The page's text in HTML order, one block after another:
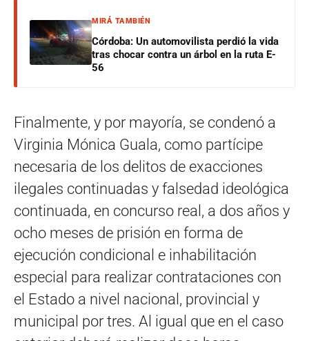
MIRÁ TAMBIÉN
Córdoba: Un automovilista perdió la vida
tras chocar contra un árbol en la ruta E-
56
Finalmente, y por mayoría, se condenó a
Virginia Mónica Guala, como partícipe
necesaria de los delitos de exacciones
ilegales continuadas y falsedad ideológica
continuada, en concurso real, a dos años y
ocho meses de prisión en forma de
ejecución condicional e inhabilitación
especial para realizar contrataciones con
el Estado a nivel nacional, provincial y
municipal por tres. Al igual que en el caso